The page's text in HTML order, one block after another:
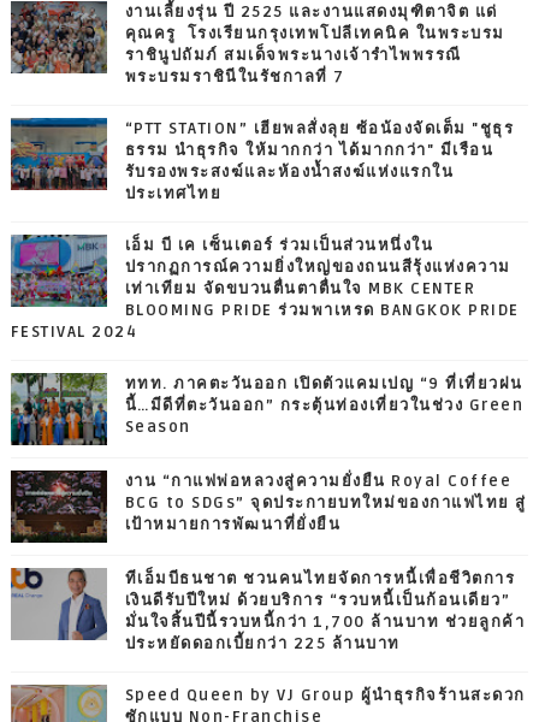
งานเลี้ยงรุ่น ปี 2525 และงานแสดงมุฑิตาจิต แด่
คุณครู โรงเรียนกรุงเทพโปลีเทคนิค ในพระบรม
ราชินูปถัมภ์ สมเด็จพระนางเจ้ารำไพพรรณี
พระบรมราชินีในรัชกาลที่ 7
“PTT STATION” เฮียพลสั่งลุย ซ้อน้องจัดเต็ม "ชูธุร
ธรรม นำธุรกิจ ให้มากกว่า ได้มากกว่า" มีเรือน
รับรองพระสงฆ์และห้องน้ำสงฆ์แห่งแรกใน
ประเทศไทย
เอ็ม บี เค เซ็นเตอร์ ร่วมเป็นส่วนหนึ่งใน
ปรากฏการณ์ความยิ่งใหญ่ของถนนสีรุ้งแห่งความ
เท่าเทียม จัดขบวนตื่นตาตื่นใจ MBK CENTER
BLOOMING PRIDE ร่วมพาเหรด BANGKOK PRIDE
FESTIVAL 2024
ททท. ภาคตะวันออก เปิดตัวแคมเปญ “9 ที่เที่ยวฝน
นี้…มีดีที่ตะวันออก” กระตุ้นท่องเที่ยวในช่วง Green
Season
งาน “กาแฟพ่อหลวงสู่ความยั่งยืน Royal Coffee
BCG to SDGs” จุดประกายบทใหม่ของกาแฟไทย สู่
เป้าหมายการพัฒนาที่ยั่งยืน
ทีเอ็มบีธนชาต ชวนคนไทยจัดการหนี้เพื่อชีวิตการ
เงินดีรับปีใหม่ ด้วยบริการ “รวบหนี้เป็นก้อนเดียว”
มั่นใจสิ้นปีนี้รวบหนี้กว่า 1,700 ล้านบาท ช่วยลูกค้า
ประหยัดดอกเบี้ยกว่า 225 ล้านบาท
Speed Queen by VJ Group ผู้นำธุรกิจร้านสะดวก
ซักแบบ Non-Franchise